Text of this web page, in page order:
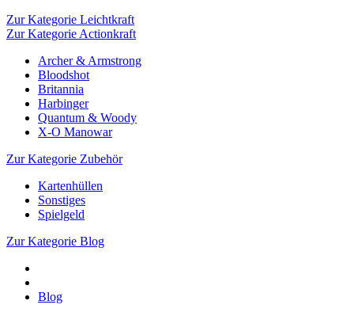
Zur Kategorie Leichtkraft
Zur Kategorie Actionkraft
Archer & Armstrong
Bloodshot
Britannia
Harbinger
Quantum & Woody
X-O Manowar
Zur Kategorie Zubehör
Kartenhüllen
Sonstiges
Spielgeld
Zur Kategorie Blog
Blog